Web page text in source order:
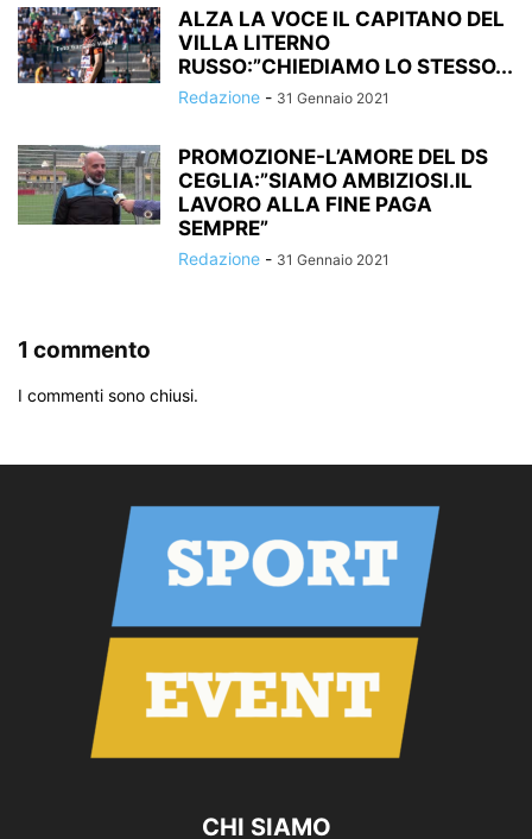
ALZA LA VOCE IL CAPITANO DEL
VILLA LITERNO
RUSSO:”CHIEDIAMO LO STESSO...
Redazione - 31 Gennaio 2021
PROMOZIONE-L’AMORE DEL DS
CEGLIA:”SIAMO AMBIZIOSI.IL
LAVORO ALLA FINE PAGA
SEMPRE”
Redazione - 31 Gennaio 2021
1 commento
I commenti sono chiusi.
CHI SIAMO